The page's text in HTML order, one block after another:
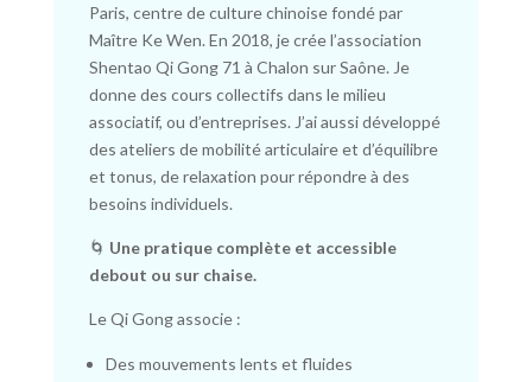
Paris, centre de culture chinoise fondé par
Maître Ke Wen. En 2018, je crée l’association
Shentao Qi Gong 71 à Chalon sur Saône. Je
donne des cours collectifs dans le milieu
associatif, ou d’entreprises. J’ai aussi développé
des ateliers de mobilité articulaire et d’équilibre
et tonus, de relaxation pour répondre à des
besoins individuels.
🌀 Une pratique complète et accessible
debout ou sur chaise.
Le Qi Gong associe :
Des mouvements lents et fluides